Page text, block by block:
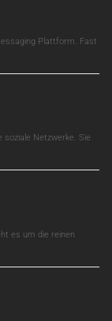
Plattform. Fast
Netzwerke. Sie
es um die reinen